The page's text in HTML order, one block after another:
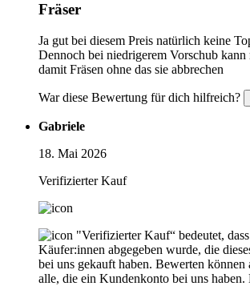
Fräser
Ja gut bei diesem Preis natürlich keine
Dennoch bei niedrigerem Vorschub
damit Fräsen ohne das sie abbrechen
War diese Bewertung für dich hilfreich?
Gabriele
18. Mai 2026
Verifizierter Kauf
"Verifizierter Kauf“ bedeutet,
Käufer:innen abgegeben wurde, die
bei uns gekauft haben. Bewerten können
alle, die ein Kundenkonto bei uns haben.